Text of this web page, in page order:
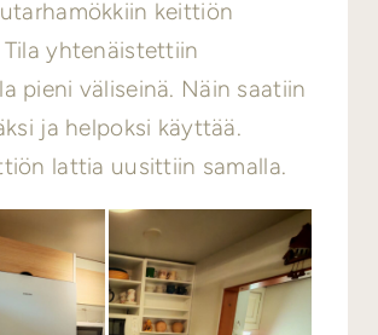
keittiön
yhtenäistettiin
pieni väliseinä. Näin saatiin
ja helpoksi käyttää.
lattia uusittiin samalla.